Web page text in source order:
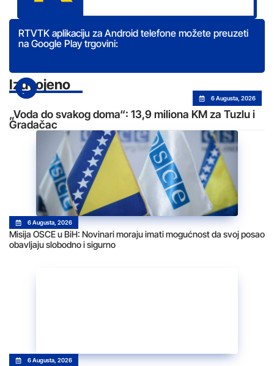
RTVTK aplikaciju za Android telefone možete preuzeti
na Google Play trgovini:
Izdvojeno
6 Augusta, 2026
„Voda do svakog doma“: 13,9 miliona KM za Tuzlu i
Gradačac
6 Augusta, 2026
Misija OSCE u BiH: Novinari moraju imati mogućnost da svoj posao
obavljaju slobodno i sigurno
6 Augusta, 2026